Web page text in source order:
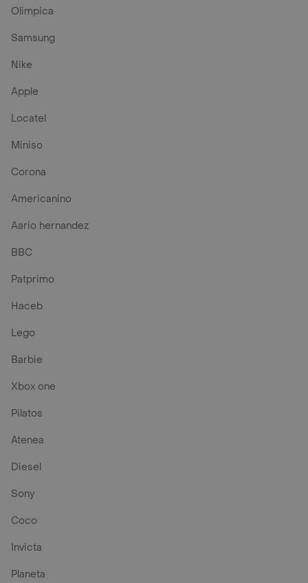
Olimpica
Samsung
Nike
Apple
Locatel
Miniso
Corona
Americanino
Aario hernandez
BBC
Patprimo
Haceb
Lego
Barbie
Xbox one
Pilatos
Atenea
Diesel
Sony
Coco
Invicta
Planeta